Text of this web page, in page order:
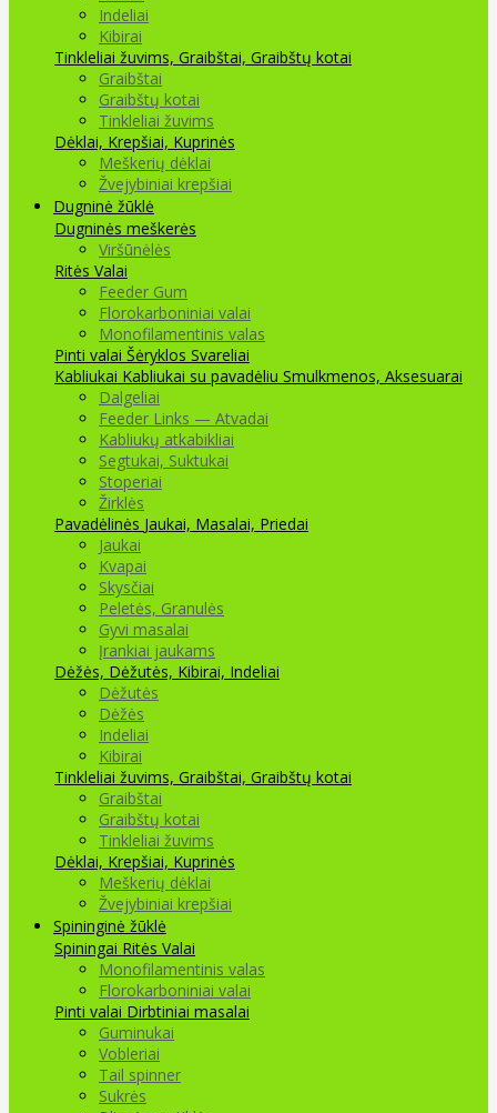
Indeliai
Kibirai
Tinkleliai žuvims, Graibštai, Graibštų kotai
Graibštai
Graibštų kotai
Tinkleliai žuvims
Dėklai, Krepšiai, Kuprinės
Meškerių dėklai
Žvejybiniai krepšiai
Dugninė žūklė
Dugninės meškerės
Viršūnėlės
Ritės Valai
Feeder Gum
Florokarboniniai valai
Monofilamentinis valas
Pinti valai Šėryklos Svareliai
Kabliukai Kabliukai su pavadėliu Smulkmenos, Aksesuarai
Dalgeliai
Feeder Links — Atvadai
Kabliukų atkabikliai
Segtukai, Suktukai
Stoperiai
Žirklės
Pavadėlinės Jaukai, Masalai, Priedai
Jaukai
Kvapai
Skysčiai
Peletės, Granulės
Gyvi masalai
Įrankiai jaukams
Dėžės, Dėžutės, Kibirai, Indeliai
Dėžutės
Dėžės
Indeliai
Kibirai
Tinkleliai žuvims, Graibštai, Graibštų kotai
Graibštai
Graibštų kotai
Tinkleliai žuvims
Dėklai, Krepšiai, Kuprinės
Meškerių dėklai
Žvejybiniai krepšiai
Spininginė žūklė
Spiningai Ritės Valai
Monofilamentinis valas
Florokarboniniai valai
Pinti valai Dirbtiniai masalai
Guminukai
Vobleriai
Tail spinner
Sukrės